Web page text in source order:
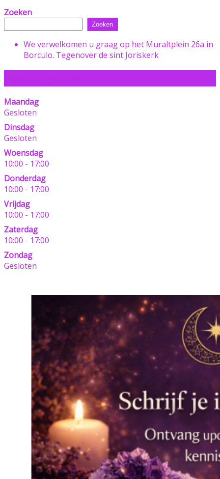
Zoeken
Zoeken
We verwelkomen u graag op het Muraltplein 26a in
Borculo. Tegenover de sint Joriskerk
Maandag
Gesloten
Dinsdag
Gesloten
Woensdag
10:00 - 17:00
Donderdag
10:00 - 17:00
Vrijdag
10:00 - 17:00
Zaterdag
10:00 - 17:00
Zondag
Gesloten